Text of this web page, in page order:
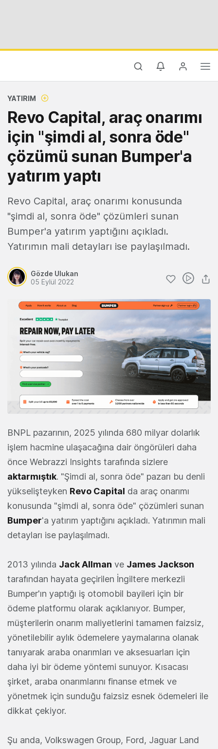
YATIRIM
Revo Capital, araç onarımı
için "şimdi al, sonra öde"
çözümü sunan Bumper'a
yatırım yaptı
Revo Capital, araç onarımı konusunda
"şimdi al, sonra öde" çözümleri sunan
Bumper'a yatırım yaptığını açıkladı.
Yatırımın mali detayları ise paylaşılmadı.
Gözde Ulukan
05 Eylül 2022
BNPL pazarının, 2025 yılında 680 milyar dolarlık
işlem hacmine ulaşacağına dair öngörüleri daha
önce Webrazzi Insights tarafında sizlere
aktarmıştık. "Şimdi al, sonra öde" pazarı bu denli
yükselişteyken Revo Capital da araç onarımı
konusunda "şimdi al, sonra öde" çözümleri sunan
Bumper'a yatırım yaptığını açıkladı. Yatırımın mali
detayları ise paylaşılmadı.
2013 yılında Jack Allman ve James Jackson
tarafından hayata geçirilen İngiltere merkezli
Bumper'ın yaptığı iş otomobil bayileri için bir
ödeme platformu olarak açıklanıyor. Bumper,
müşterilerin onarım maliyetlerini tamamen faizsiz,
yönetilebilir aylık ödemelere yaymalarına olanak
tanıyarak araba onarımları ve aksesuarları için
daha iyi bir ödeme yöntemi sunuyor. Kısacası
şirket, araba onarımlarını finanse etmek ve
yönetmek için sunduğu faizsiz esnek ödemeleri ile
dikkat çekiyor.
Şu anda, Volkswagen Group, Ford, Jaguar Land